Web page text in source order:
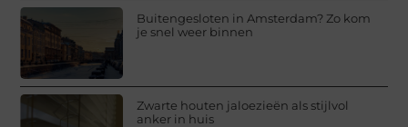
Buitengesloten in Amsterdam? Zo kom
je snel weer binnen
Zwarte houten jaloezieën als stijlvol
anker in huis